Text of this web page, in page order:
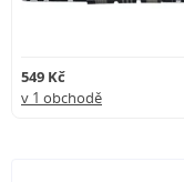
549 Kč
v 1 obchodě